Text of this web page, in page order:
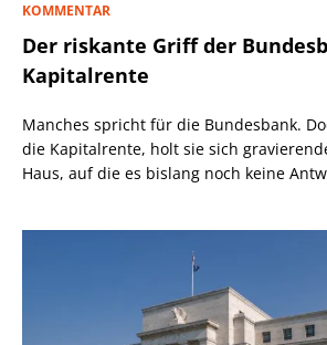
KOMMENTAR
Der riskante Griff der
Kapitalrente
Manches spricht für die Bundesbank.
die Kapitalrente, holt sie sich
Haus, auf die es bislang noch keine